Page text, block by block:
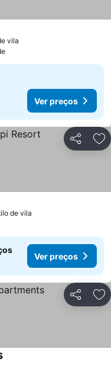
vila
Ver preços
Partilhar
de vila
Ver preços
Partilhar